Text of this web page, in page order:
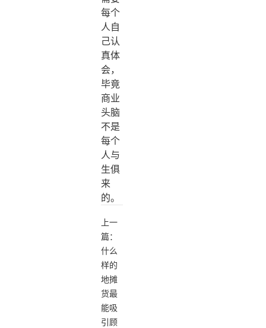
每个
人自
己认
真体
会，
毕竟
商业
头脑
不是
每个
人与
生俱
来
的。
上一
篇：
什么
样的
地摊
货最
能吸
引顾